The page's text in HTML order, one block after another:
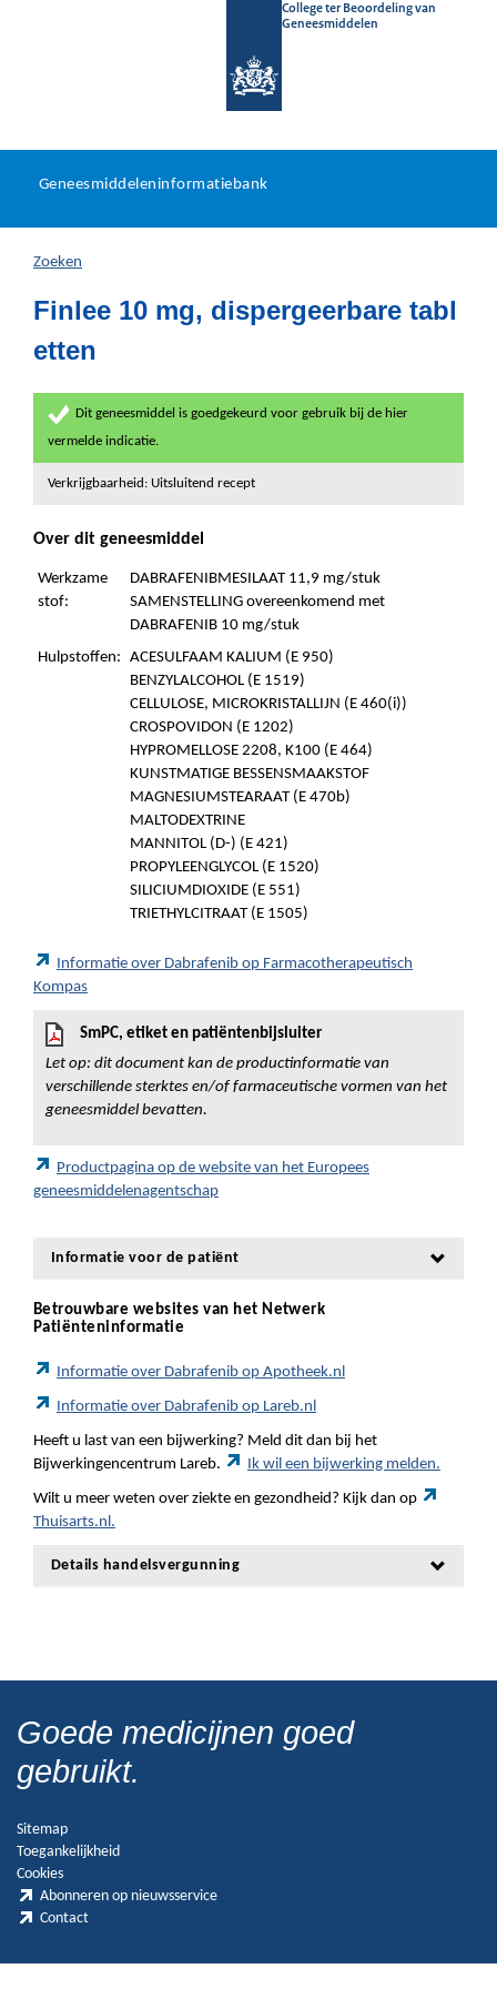
College ter Beoordeling van
Geneesmiddelen
U
hier:
Geneesmiddeleninformatiebank
Zoeken
Finlee 10 mg, dispergeerbare tabl
etten
Dit geneesmiddel is goedgekeurd voor gebruik bij de hier
vermelde indicatie.
Verkrijgbaarheid: Uitsluitend recept
Over dit geneesmiddel
Werkzame
stof:
DABRAFENIBMESILAAT 11,9 mg/stuk
SAMENSTELLING overeenkomend met
DABRAFENIB 10 mg/stuk
Hulpstoffen: ACESULFAAM KALIUM (E 950)
BENZYLALCOHOL (E 1519)
CELLULOSE, MICROKRISTALLIJN (E 460(i))
CROSPOVIDON (E 1202)
HYPROMELLOSE 2208, K100 (E 464)
KUNSTMATIGE BESSENSMAAKSTOF
MAGNESIUMSTEARAAT (E 470b)
MALTODEXTRINE
MANNITOL (D-) (E 421)
PROPYLEENGLYCOL (E 1520)
SILICIUMDIOXIDE (E 551)
TRIETHYLCITRAAT (E 1505)
Informatie over Dabrafenib op Farmacotherapeutisch
Kompas
SmPC, etiket en patiëntenbijsluiter
Let op: dit document kan de productinformatie van
verschillende sterktes en/of farmaceutische vormen van het
geneesmiddel bevatten.
Productpagina op de website van het Europees
geneesmiddelenagentschap
Informatie voor de patiënt
Betrouwbare websites van het Netwerk
Patiënteninformatie
Informatie over Dabrafenib op Apotheek.nl
Informatie over Dabrafenib op Lareb.nl
Heeft u last van een bijwerking? Meld dit dan bij het
Bijwerkingencentrum Lareb.
Ik wil een bijwerking melden.
Wilt u meer weten over ziekte en gezondheid? Kijk dan op
Thuisarts.nl.
Details handelsvergunning
Goede medicijnen goed
gebruikt.
Sitemap
Toegankelijkheid
Cookies
Abonneren op nieuwsservice
Contact